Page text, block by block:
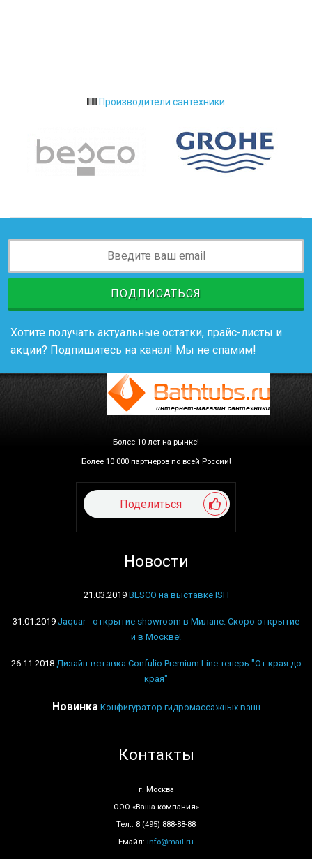
Производители сантехники
ПОДПИСАТЬСЯ
Хотите получать актуальные остатки, прайс-листы и
акции? Подпишитесь на канал! Мы не спамим!
Более 10 лет на рынке!
Более 10 000 партнеров по всей России!
Поделиться
Новости
21.03.2019 BESCO на выставке ISH
31.01.2019 Jaquar - открытие showroom в Милане. Скоро открытие
и в Москве!
26.11.2018 Дизайн-вставка Confulio Premium Line теперь "От края до
края"
Новинка Конфигуратор гидромассажных ванн
Контакты
г. Москва
ООО «Ваша компания»
Тел.: 8 (495) 888-88-88
Емайл: info@mail.ru